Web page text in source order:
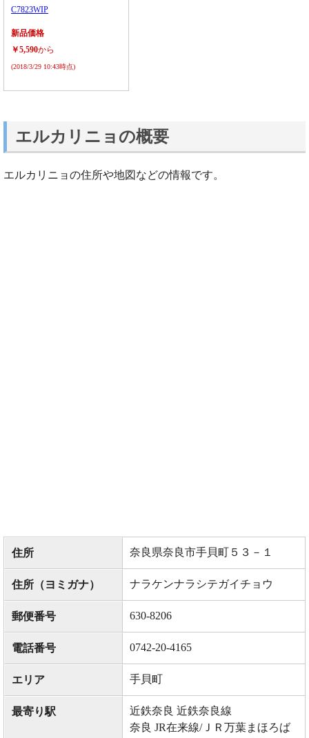
C7823WIP
新品価格
￥5,590から
(2018/3/29 10:43時点)
エルカリニョの概要
エルカリニョの住所や地図などの情報です。
住所 奈良県奈良市手貝町５３－１
住所（ヨミガナ） ナラケンナラシテガイチョウ
郵便番号 630-8206
電話番号 0742-20-4165
エリア 手貝町
最寄り駅
近鉄奈良 近鉄奈良線
奈良 JR在来線/ＪＲ万葉まほろば